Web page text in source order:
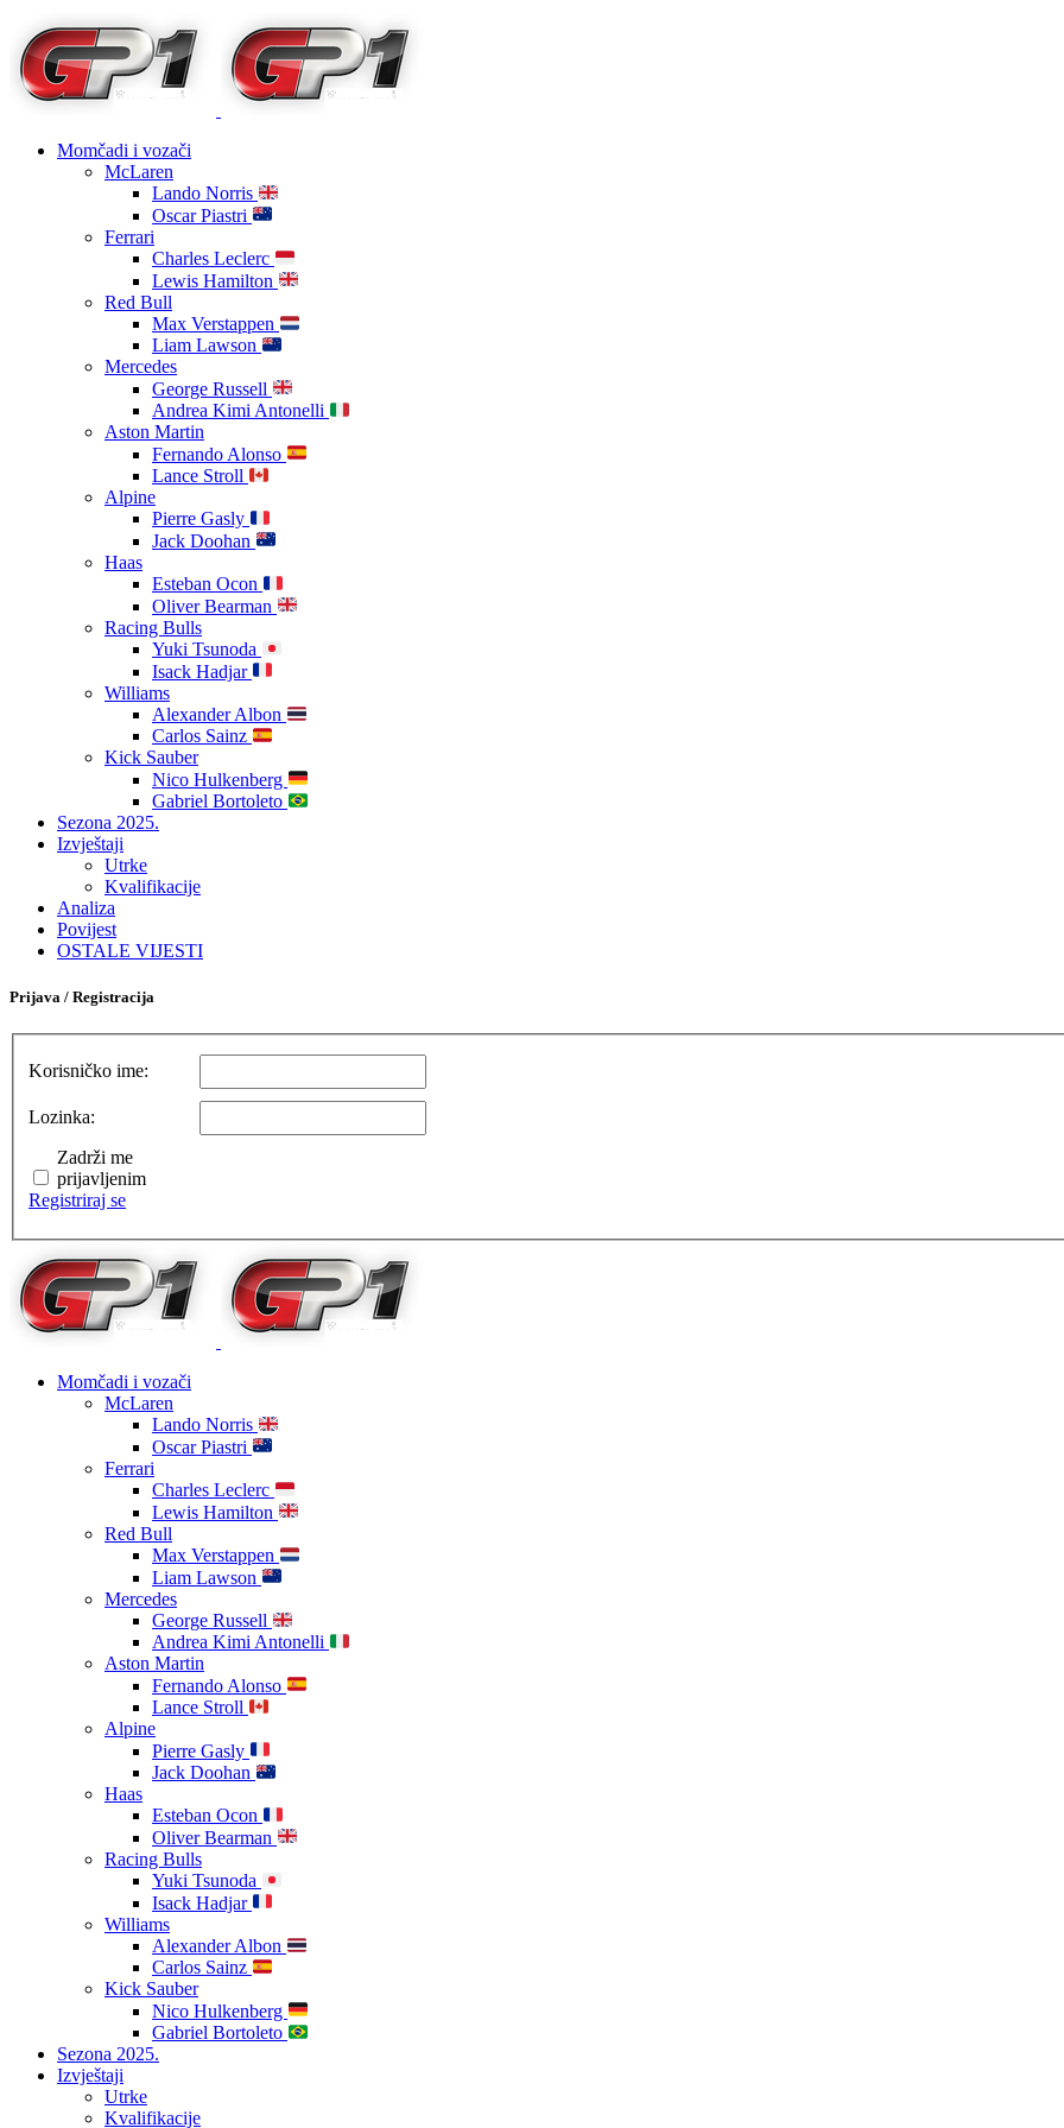
Momčadi i vozači
McLaren
Lando Norris
Oscar Piastri
Ferrari
Charles Leclerc
Lewis Hamilton
Red Bull
Max Verstappen
Liam Lawson
Mercedes
George Russell
Andrea Kimi Antonelli
Aston Martin
Fernando Alonso
Lance Stroll
Alpine
Pierre Gasly
Jack Doohan
Haas
Esteban Ocon
Oliver Bearman
Racing Bulls
Yuki Tsunoda
Isack Hadjar
Williams
Alexander Albon
Carlos Sainz
Kick Sauber
Nico Hulkenberg
Gabriel Bortoleto
Sezona 2025.
Izvještaji
Utrke
Kvalifikacije
Analiza
Povijest
OSTALE VIJESTI
Prijava / Registracija
Korisničko ime:
Lozinka:
Zadrži me
prijavljenim
Registriraj se
Momčadi i vozači
McLaren
Lando Norris
Oscar Piastri
Ferrari
Charles Leclerc
Lewis Hamilton
Red Bull
Max Verstappen
Liam Lawson
Mercedes
George Russell
Andrea Kimi Antonelli
Aston Martin
Fernando Alonso
Lance Stroll
Alpine
Pierre Gasly
Jack Doohan
Haas
Esteban Ocon
Oliver Bearman
Racing Bulls
Yuki Tsunoda
Isack Hadjar
Williams
Alexander Albon
Carlos Sainz
Kick Sauber
Nico Hulkenberg
Gabriel Bortoleto
Sezona 2025.
Izvještaji
Utrke
Kvalifikacije